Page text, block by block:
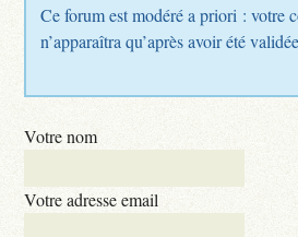
Ce forum est modéré a priori : votre
n’apparaîtra qu’après avoir été
Votre nom
Votre adresse email